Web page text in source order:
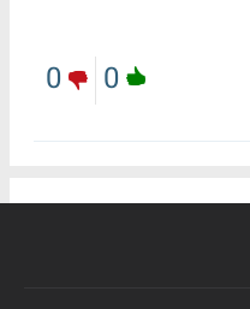
0
0